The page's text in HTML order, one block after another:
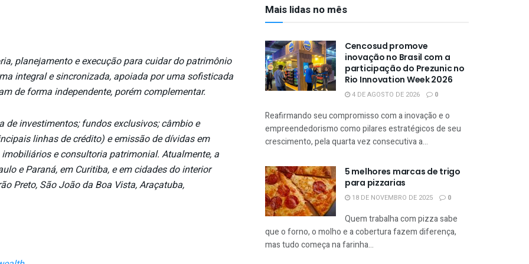
planejamento e execução para cuidar dopatrimônio
integral e sincronizada, apoiada por uma sofisticada
de forma independente, porém complementar.
investimentos; fundos exclusivos; câmbio e
linhas de crédito) e emissão de dívidas em
e consultoria patrimonial. Atualmente, a
e Paraná, em Curitiba, e em cidades do interior
Preto, São João da Boa Vista, Araçatuba,
Mais lidas no mês
Cencosud promove
inovação no Brasil com a
participação do Prezunic no
Rio Innovation Week 2026
4 DE AGOSTO DE 2026 0
Reafirmando seu compromisso com a inovação e o
empreendedorismo como pilares estratégicos de seu
crescimento, pela quarta vez consecutiva a...
5 melhores marcas de trigo
para pizzarias
18 DE NOVEMBRO DE 2025 0
Quem trabalha com pizza sabe
que o forno, o molho e a cobertura fazem diferença,
mas tudo começa na farinha...